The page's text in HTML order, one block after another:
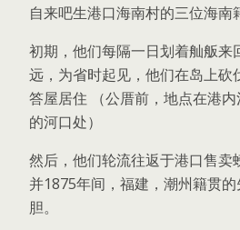
自来吧生港口海南村的三位海南
初期，他们每隔一日划着舢舨来
远，为省时起见，他们在岛上砍
答屋居住 （公厝前，地点在港
的河口处）
然后，他们轮流往返于港口售卖
并1875年间，福建，潮州籍贯
胆。